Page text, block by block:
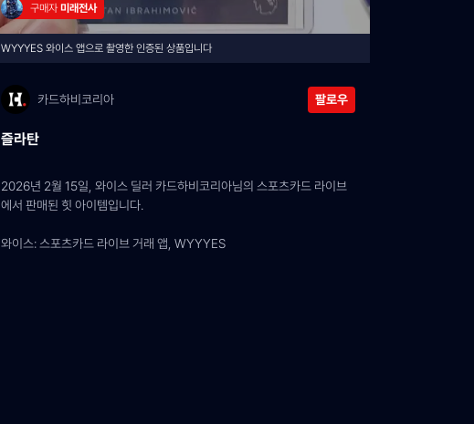
구매자 미래전사
WYYYES 와이스 앱으로 촬영한 인증된 상품입니다
카드하비코리아 팔로우
즐라탄
2026년 2월 15일, 와이스 딜러 카드하비코리아님의 스포츠카드 라이브
에서 판매된 힛 아이템입니다.
와이스: 스포츠카드 라이브 거래 앱, WYYYES